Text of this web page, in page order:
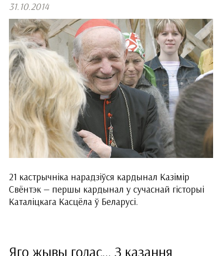
31.10.2014
21 кастрычніка нарадзіўся кардынал Казімір
Свёнтэк — першы кардынал у сучаснай гісторыі
Каталіцкага Касцёла ў Беларусі.
Яго жывы голас... З казання